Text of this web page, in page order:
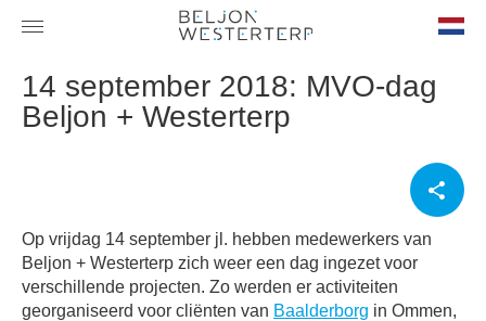
14 september 2018: MVO-dag
Beljon + Westerterp
Op vrijdag 14 september jl. hebben medewerkers van
Beljon + Westerterp zich weer een dag ingezet voor
verschillende projecten. Zo werden er activiteiten
georganiseerd voor cliënten van Baalderborg in Ommen,